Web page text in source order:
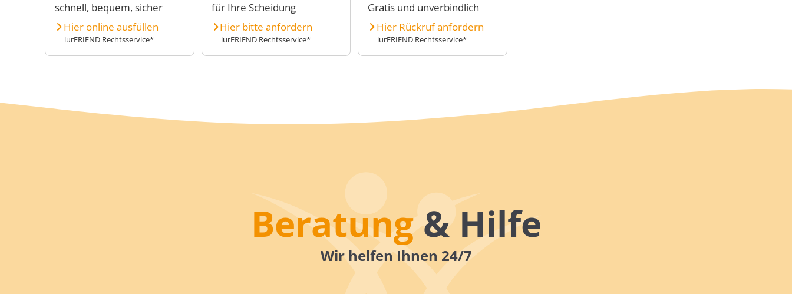
schnell, bequem, sicher
Hier online ausfüllen
iurFRIEND Rechtsservice*
für Ihre Scheidung
Hier bitte anfordern
iurFRIEND Rechtsservice*
Gratis und unverbindlich
Hier Rückruf anfordern
iurFRIEND Rechtsservice*
Beratung& Hilfe
Wir helfen Ihnen 24/7